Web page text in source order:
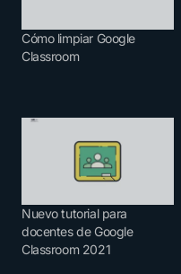
Cómo limpiar Google
Classroom
Nuevo tutorial para
docentes de Google
Classroom 2021